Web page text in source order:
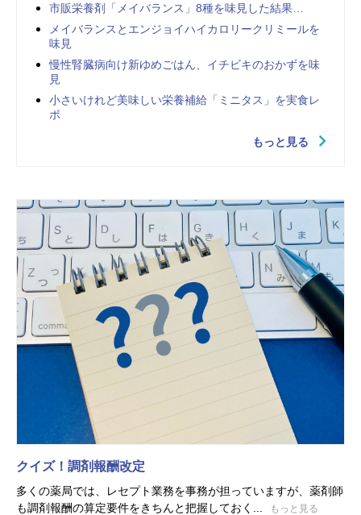
市販栄養剤「メイバランス」8種を味見した結果…
メイバランスとエンジョイハイカロリークリミールを
味見
慢性腎臓病向け新ゆめごはん、イチビキのおかずを味
見
小さいけれど美味しい栄養補給「ミニタス」を実食レ
ポ
もっと見る
クイズ！調剤報酬改定
多くの薬局では、レセプト業務を事務が担っていますが、薬剤師
も調剤報酬の算定要件をきちんと把握しておく...
もっと見る